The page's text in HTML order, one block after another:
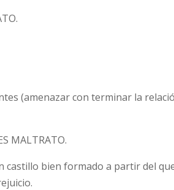
(amenazar con terminar la
MALTRATO.
castillo bien formado a partir del